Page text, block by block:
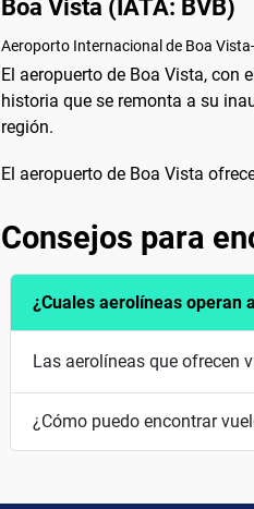
Boa Vista (IATA: BVB)
Aeroporto Internacional de Boa
El aeropuerto de Boa Vista, con
historia que se remonta a su
región.
El aeropuerto de Boa Vista
Consejos para
¿Cuales aerolíneas operan
Las aerolíneas que ofrecen
¿Cómo puedo encontrar